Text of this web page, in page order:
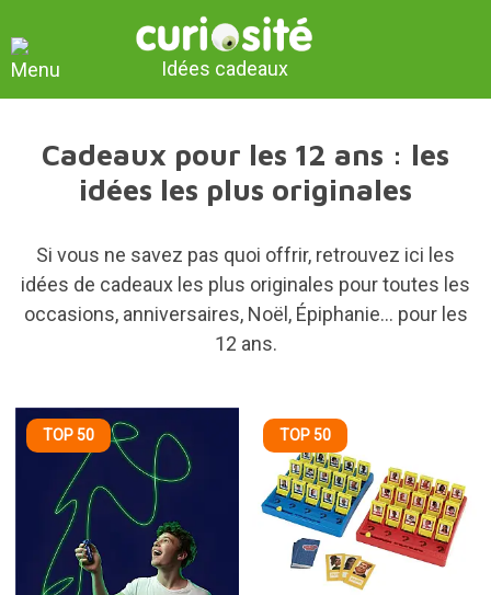
Idées cadeaux
Cadeaux pour les 12 ans : les
idées les plus originales
Si vous ne savez pas quoi offrir, retrouvez ici les
idées de cadeaux les plus originales pour toutes les
occasions, anniversaires, Noël, Épiphanie... pour les
12 ans.
TOP 50 TOP 50